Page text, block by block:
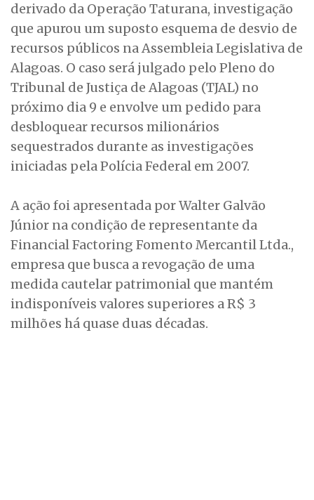
derivado da Operação Taturana, investigação
que apurou um suposto esquema de desvio de
recursos públicos na Assembleia Legislativa de
Alagoas. O caso será julgado pelo Pleno do
Tribunal de Justiça de Alagoas (TJAL) no
próximo dia 9 e envolve um pedido para
desbloquear recursos milionários
sequestrados durante as investigações
iniciadas pela Polícia Federal em 2007.
A ação foi apresentada por Walter Galvão
Júnior na condição de representante da
Financial Factoring Fomento Mercantil Ltda.,
empresa que busca a revogação de uma
medida cautelar patrimonial que mantém
indisponíveis valores superiores a R$ 3
milhões há quase duas décadas.